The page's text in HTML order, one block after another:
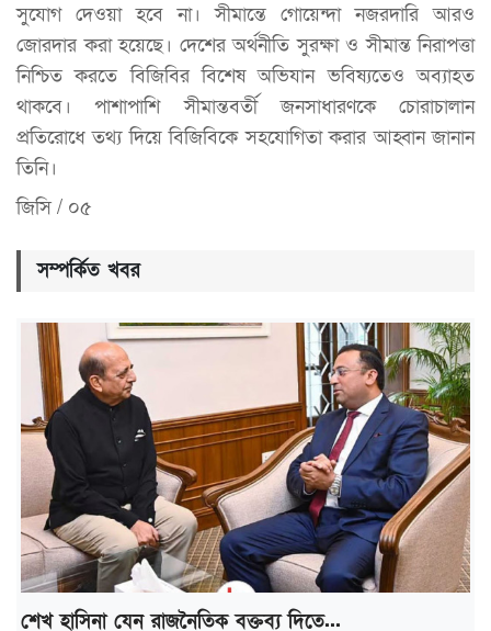
সুযোগ দেওয়া হবে না। সীমান্তে গোয়েন্দা নজরদারি আরও
জোরদার করা হয়েছে। দেশের অর্থনীতি সুরক্ষা ও সীমান্ত নিরাপত্তা
নিশ্চিত করতে বিজিবির বিশেষ অভিযান ভবিষ্যতেও অব্যাহত
থাকবে। পাশাপাশি সীমান্তবর্তী জনসাধারণকে চোরাচালান
প্রতিরোধে তথ্য দিয়ে বিজিবিকে সহযোগিতা করার আহ্বান জানান
তিনি।
জিসি / ০৫
সম্পর্কিত খবর
শেখ হাসিনা যেন রাজনৈতিক বক্তব্য দিতে...